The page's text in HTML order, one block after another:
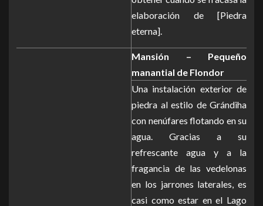
elaboración de [Piedra
eterna].
Mansión – Pequeño
manantial de Flondor
Una instalación exterior de
piedra al estilo de Grándiha
con nenúfares flotando en su
agua. Gracias a su
refrescante agua y a la
fragancia de las vedelonas
en los jarrones laterales, es
casi como estar en el Lago